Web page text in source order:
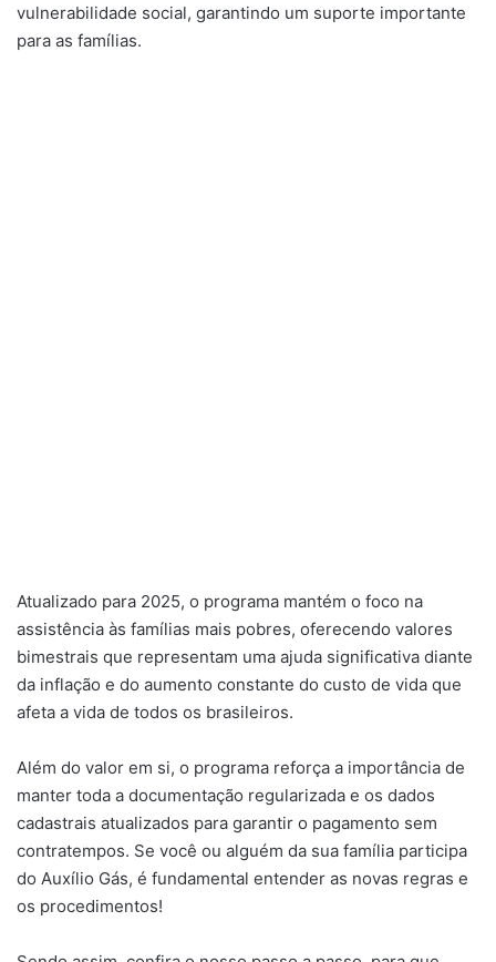
vulnerabilidade social, garantindo um suporte importante
para as famílias.
Atualizado para 2025, o programa mantém o foco na
assistência às famílias mais pobres, oferecendo valores
bimestrais que representam uma ajuda significativa diante
da inflação e do aumento constante do custo de vida que
afeta a vida de todos os brasileiros.
Além do valor em si, o programa reforça a importância de
manter toda a documentação regularizada e os dados
cadastrais atualizados para garantir o pagamento sem
contratempos. Se você ou alguém da sua família participa
do Auxílio Gás, é fundamental entender as novas regras e
os procedimentos!